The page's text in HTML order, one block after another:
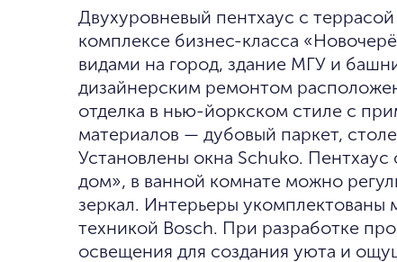
Двухуровневый пентхаус с террасой общей площадью 157 м² в
комплексе бизнес-класса
видами на город, здание МГУ и
дизайнерским ремонтом
отделка в нью-йоркском стиле с
материалов — дубовый паркет,
Установлены окна Schuko.
дом», в ванной комнате можно
зеркал. Интерьеры укомплектованы
техникой Bosch. При разработке
освещения для создания уюта и